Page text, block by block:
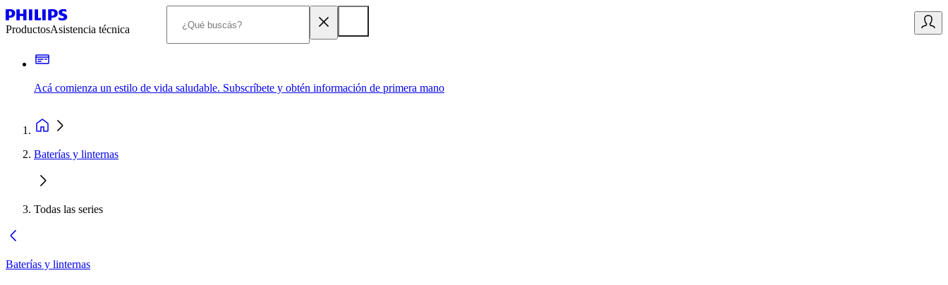
ProductosAsistencia técnica
Acá comienza un estilo de vida saludable. Subscríbete y obtén información de primera mano
Baterías y linternas
Todas las series
Baterías y linternas